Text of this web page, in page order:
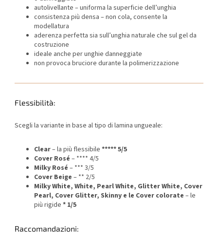
autolivellante – uniforma la superficie dell’unghia
consistenza più densa – non cola, consente la
modellatura
aderenza perfetta sia sull’unghia naturale che sul gel da
costruzione
ideale anche per unghie danneggiate
non provoca bruciore durante la polimerizzazione
Flessibilità:
Scegli la variante in base al tipo di lamina ungueale:
Clear– la più flessibile ***** 5/5
Cover Rosé – **** 4/5
Milky Rosé – *** 3/5
Cover Beige – ** 2/5
Milky White, White, Pearl White, Glitter White, Cover
Pearl, Cover Glitter, Skinny e le Cover colorate – le
più rigide * 1/5
Raccomandazioni: